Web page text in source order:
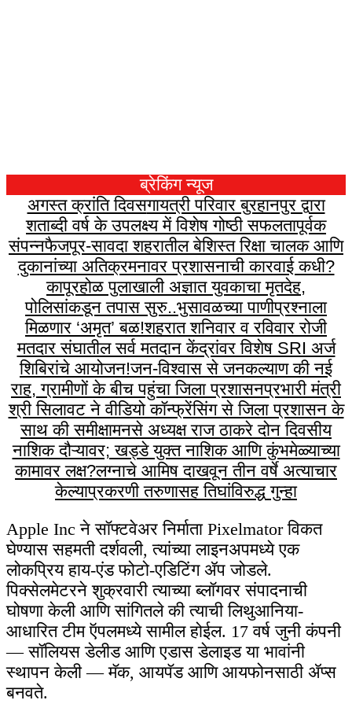
ब्रेकिंग न्यूज
अगस्त क्रांति दिवसगायत्री परिवार बुरहानपुर द्वारा
शताब्दी वर्ष के उपलक्ष्य में विशेष गोष्ठी सफलतापूर्वक
संपन्नफैजपूर-सावदा शहरातील बेशिस्त रिक्षा चालक आणि
दुकानांच्या अतिक्रमनावर प्रशासनाची कारवाई कधी?
कापूरहोळ पुलाखाली अज्ञात युवकाचा मृतदेह,
पोलिसांकडून तपास सुरु..भुसावळच्या पाणीप्रश्नाला
मिळणार ‘अमृत’ बळ!शहरात शनिवार व रविवार रोजी
मतदार संघातील सर्व मतदान केंद्रांवर विशेष SRI अर्ज
शिबिरांचे आयोजन!जन-विश्वास से जनकल्याण की नई
राह, ग्रामीणों के बीच पहुंचा जिला प्रशासनप्रभारी मंत्री
श्री सिलावट ने वीडियो कॉन्फ्रेंसिंग से जिला प्रशासन के
साथ की समीक्षामनसे अध्यक्ष राज ठाकरे दोन दिवसीय
नाशिक दौऱ्यावर; खड्डे युक्त नाशिक आणि कुंभमेळ्याच्या
कामावर लक्ष?लग्नाचे आमिष दाखवून तीन वर्षे अत्याचार
केल्याप्रकरणी तरुणासह तिघांविरुद्ध गुन्हा
Apple Inc ने सॉफ्टवेअर निर्माता Pixelmator विकत
घेण्यास सहमती दर्शवली, त्यांच्या लाइनअपमध्ये एक
लोकप्रिय हाय-एंड फोटो-एडिटिंग ॲप जोडले.
पिक्सेलमेटरने शुक्रवारी त्याच्या ब्लॉगवर संपादनाची
घोषणा केली आणि सांगितले की त्याची लिथुआनिया-
आधारित टीम ऍपलमध्ये सामील होईल. 17 वर्ष जुनी कंपनी
— सॉलियस डेलीड आणि एडास डेलाइड या भावांनी
स्थापन केली — मॅक, आयपॅड आणि आयफोनसाठी ॲप्स
बनवते.